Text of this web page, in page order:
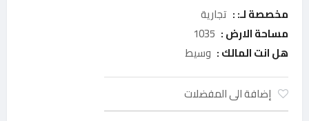
مخصصة لـ: : تجارية
مساحة الارض : 1035
هل انت المالك : وسيط
إضافة الى المفضلات